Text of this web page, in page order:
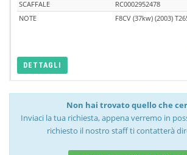
SCAFFALE
RC0002952478
NOTE
F8CV (37kw) (2003)
DETTAGLI
Non hai trovato quello che
Inviaci la tua richiesta, appena verremo in
richiesto il nostro staff ti contatterà